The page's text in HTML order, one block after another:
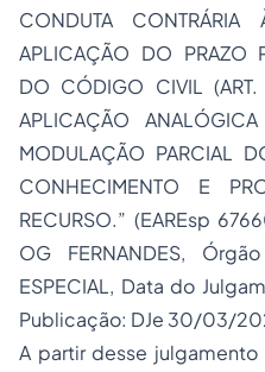
CONDUTA
APLICAÇÃO DO PRAZO
DO CÓDIGO CIVIL
APLICAÇÃO
MODULAÇÃO PARCIAL
CONHECIMENTO E
RECURSO.” (EAREsp
OG FERNANDES,
ESPECIAL, Data do
Publicação: DJe 30/03/
A partir desse